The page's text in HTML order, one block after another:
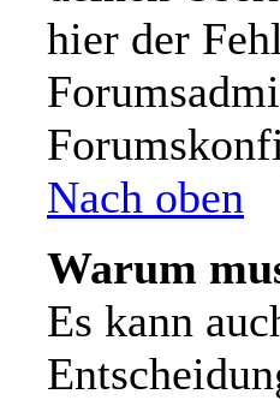
hier der
Nach oben
Warum
Es kann